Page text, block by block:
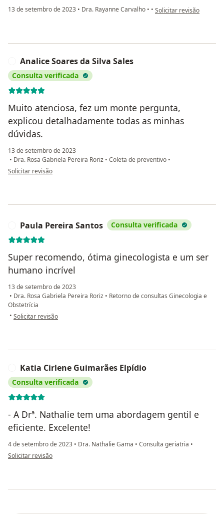
13 de setembro de 2023 • Dra. Rayanne Carvalho • • na opinião do utilizador
Solicitar revisão
Analice Soares da Silva Sales
Consulta verificada
Muito atenciosa, fez um monte pergunta,
explicou detalhadamente todas as minhas
dúvidas.
13 de setembro de 2023
• Dra. Rosa Gabriela Pereira Roriz • Coleta de preventivo •
na opinião do utilizador Analice Soares da Silva Sales
Solicitar revisão
Paula Pereira Santos Consulta verificada
Super recomendo, ótima ginecologista e um ser
humano incrível
13 de setembro de 2023
• Dra. Rosa Gabriela Pereira Roriz • Retorno de consultas Ginecologia e
Obstetrícia
• na opinião do utilizador Paula Pereira Santos
Solicitar revisão
Katia Cirlene Guimarães Elpídio
Consulta verificada
- A Drª. Nathalie tem uma abordagem gentil e
eficiente. Excelente!
4 de setembro de 2023 • Dra. Nathalie Gama • Consulta geriatria •
na opinião do utilizador Katia Cirlene Guimarães Elpídio
Solicitar revisão